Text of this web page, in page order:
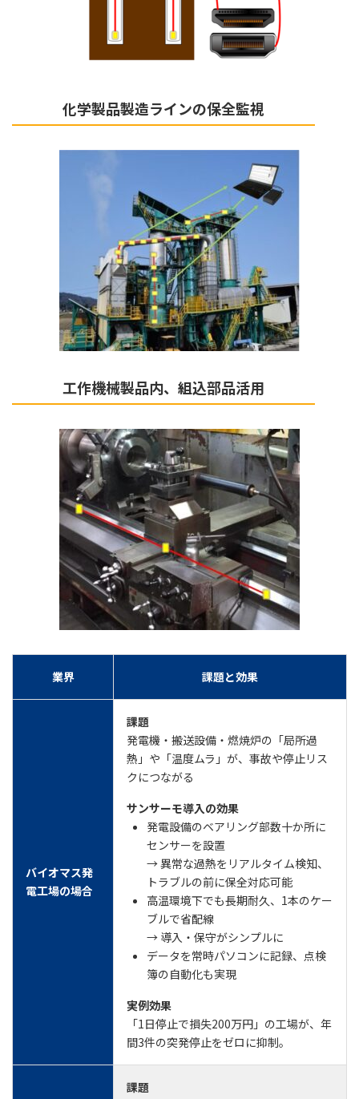
化学製品製造ラインの保全監視
工作機械製品内、組込部品活用
業界 課題と効果
バイオマス発
電工場の場合
課題
発電機・搬送設備・燃焼炉の「局所過
熱」や「温度ムラ」が、事故や停止リス
クにつながる
サンサーモ導入の効果
発電設備のベアリング部数十か所に
センサーを設置
→ 異常な過熱をリアルタイム検知、
トラブルの前に保全対応可能
高温環境下でも長期耐久、1本のケー
ブルで省配線
→ 導入・保守がシンプルに
データを常時パソコンに記録、点検
簿の自動化も実現
実例効果
「1日停止で損失200万円」の工場が、年
間3件の突発停止をゼロに抑制。
課題